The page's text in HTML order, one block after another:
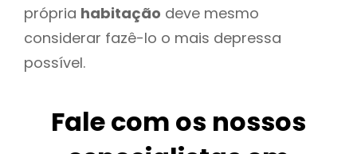
própria habitação deve mesmo
considerar fazê-lo o mais depressa
possível.
Fale com os nossos